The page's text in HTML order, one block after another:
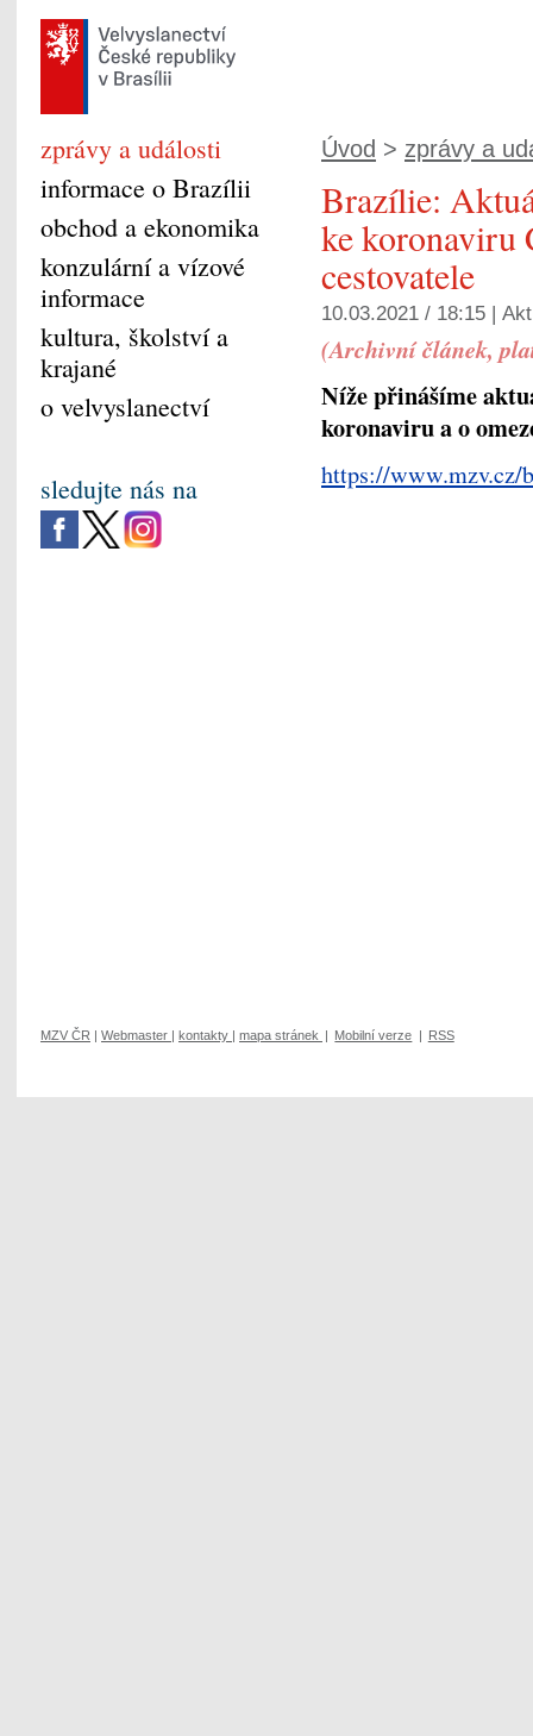
Úvod > zprávy a
Brazílie:
ke koronaviru
cestovatele
10.03.2021 / 18:15 |
(Archivní článek,
Níže přinášíme
koronaviru a o
https://www.mzv.cz/
zprávy a události
informace o Brazílii
obchod a ekonomika
konzulární a vízové
informace
kultura, školství a
krajané
o velvyslanectví
sledujte nás na
MZV ČR | Webmaster | kontakty | mapa stránek | Mobilní verze | RSS